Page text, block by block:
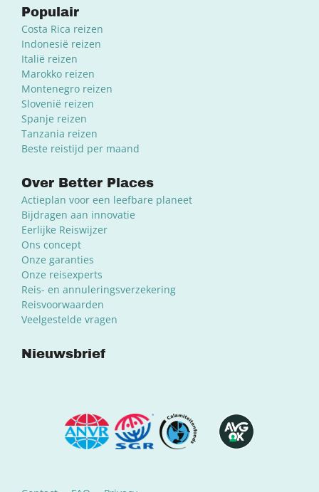
Populair
Costa Rica reizen
Indonesië reizen
Italië reizen
Marokko reizen
Montenegro reizen
Slovenië reizen
Spanje reizen
Tanzania reizen
Beste reistijd per maand
Over Better Places
Actieplan voor een leefbare planeet
Bijdragen aan innovatie
Eerlijke Reiswijzer
Ons concept
Onze garanties
Onze reisexperts
Reis- en annuleringsverzekering
Reisvoorwaarden
Veelgestelde vragen
Nieuwsbrief